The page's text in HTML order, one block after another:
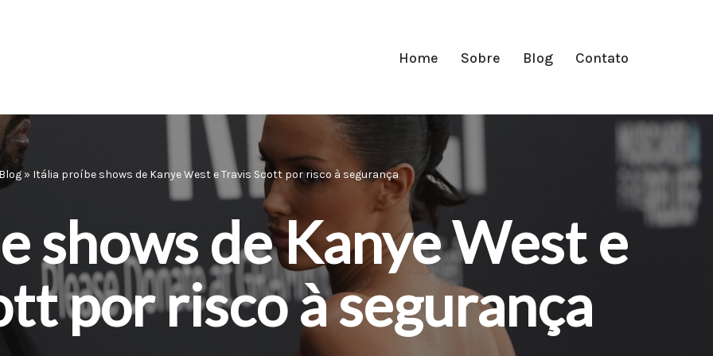
Home Sobre Blog Contato
Blog » Itália proíbe shows de Kanye West e Travis Scott por risco à segurança
shows de Kanye West e
por risco à segurança